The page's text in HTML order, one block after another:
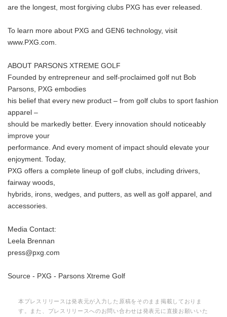
are the longest, most forgiving clubs PXG has ever released.
To learn more about PXG and GEN6 technology, visit
www.PXG.com.
ABOUT PARSONS XTREME GOLF
Founded by entrepreneur and self-proclaimed golf nut Bob
Parsons, PXG embodies
his belief that every new product – from golf clubs to sport fashion
apparel –
should be markedly better. Every innovation should noticeably
improve your
performance. And every moment of impact should elevate your
enjoyment. Today,
PXG offers a complete lineup of golf clubs, including drivers,
fairway woods,
hybrids, irons, wedges, and putters, as well as golf apparel, and
accessories.
Media Contact:
Leela Brennan
press@pxg.com
Source - PXG - Parsons Xtreme Golf
本プレスリリースは発表元が入力した原稿をそのまま掲載しておりま
す。また、プレスリリースへのお問い合わせは発表元に直接お願いいた